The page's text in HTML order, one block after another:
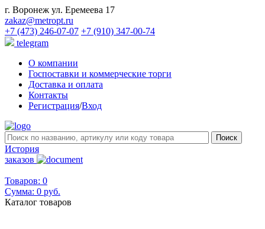
г. Воронеж ул. Еремеева 17
zakaz@metropt.ru
+7 (473) 246-07-07 +7 (910) 347-00-74
telegram
О компании
Госпоставки и коммерческие торги
Доставка и оплата
Контакты
Регистрация/Вход
История
заказов
Товаров: 0
Сумма: 0 руб.
Каталог товаров